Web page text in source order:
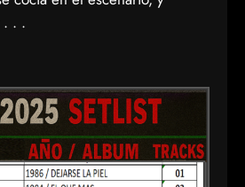
. . .